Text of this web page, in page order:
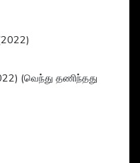
(வெந்து தணிந்தது